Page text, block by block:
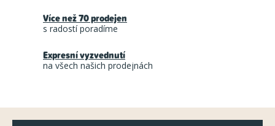
Více než 70 prodejen
s radostí poradíme
Expresní vyzvednutí
na všech našich prodejnách